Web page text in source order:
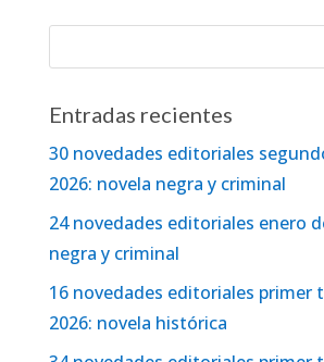
Entradas recientes
30 novedades editoriales
2026: novela negra y criminal
24 novedades editoriales enero
negra y criminal
16 novedades editoriales primer
2026: novela histórica